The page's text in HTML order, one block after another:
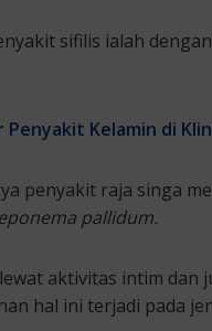
sifilis ialah
Penyakit Kelamin di
penyakit raja singa
pallidum.
aktivitas intim dan
hal ini terjadi pada